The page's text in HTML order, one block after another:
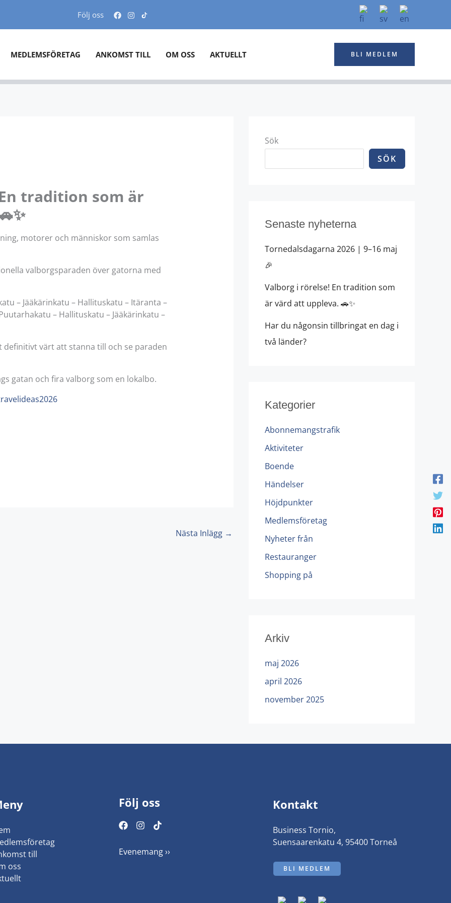
Följ oss
MEDLEMSFÖRETAG ANKOMST TILL OM OSS AKTUELLT BLI MEDLEM
tradition som är
motorer och människor som samlas
valborgsparaden över gatorna med
– Jääkärinkatu – Hallituskatu – Itäranta –
– Hallituskatu – Jääkärinkatu –
definitivt värt att stanna till och se paraden
gatan och fira valborg som en lokalbo.
Nästa Inlägg →
Sök
SÖK
Senaste nyheterna
Tornedalsdagarna 2026 | 9–16 maj
🎉
Valborg i rörelse! En tradition som
är värd att uppleva. 🚗✨
Har du någonsin tillbringat en dag i
två länder?
Kategorier
Abonnemangstrafik
Aktiviteter
Boende
Händelser
Höjdpunkter
Medlemsföretag
Nyheter från
Restauranger
Shopping på
Arkiv
maj 2026
april 2026
november 2025
till
oss
Följ oss
Evenemang ››
Kontakt
Business Tornio,
Suensaarenkatu 4, 95400 Torneå
BLI MEDLEM